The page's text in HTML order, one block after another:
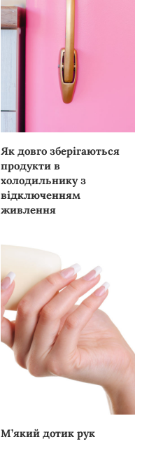
Як довго зберігаються
продукти в
холодильнику з
відключенням
живлення
М’який дотик рук